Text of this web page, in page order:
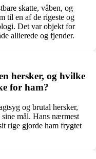
skatte, våben, og
til en af de rigeste og
Det var objekt for
allierede og fjender.
hersker, og hvilke
for ham?
og brutal hersker,
mål. Hans nærmest
rige gjorde ham frygtet